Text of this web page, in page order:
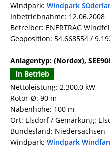
Windpark: Windpark
Inbetriebnahme: 12.06.2008
Betreiber: ENERTRAG
Geoposition: 54.668554 /
Anlagentyp: (Nordex),
In Betrieb
Nettoleistung: 2.300,0 kW
Rotor-Ø: 90 m
Nabenhöhe: 100 m
Ort: Elsdorf / Gemarkung:
Bundesland: Niedersachsen
Windpark: Windpark